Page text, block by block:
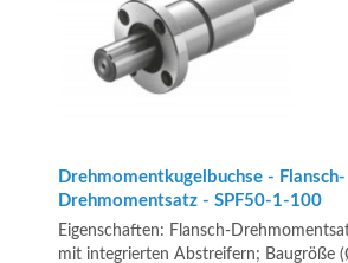
Drehmomentkugelbuchse - Flansch-
Drehmomentsatz - SPF50-1-100
Eigenschaften: Flansch-
mit integrierten Abstreifern; Baugröße